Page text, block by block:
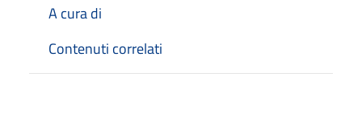
A cura di
Contenuti correlati